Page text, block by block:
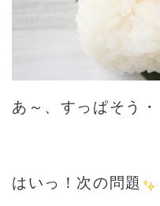
あ～、すっぱそう・
はいっ！次の問題